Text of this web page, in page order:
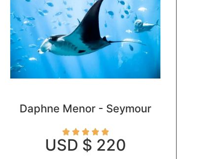
Daphne Menor - Seymour
    
USD $ 220